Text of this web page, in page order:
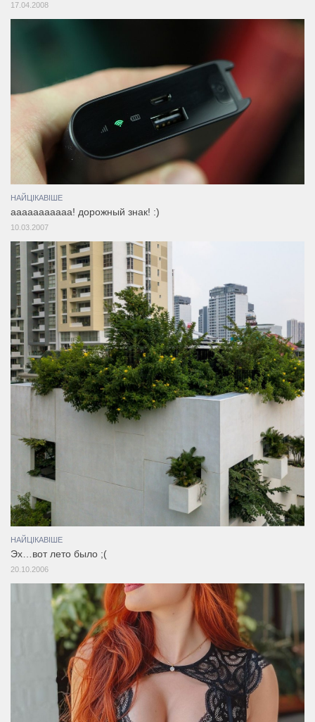
17.04.2008
НАЙЦІКАВІШЕ
aaaaaaaaaaa! дорожный знак! :)
10.03.2007
НАЙЦІКАВІШЕ
Эх…вот лето было ;(
20.10.2006